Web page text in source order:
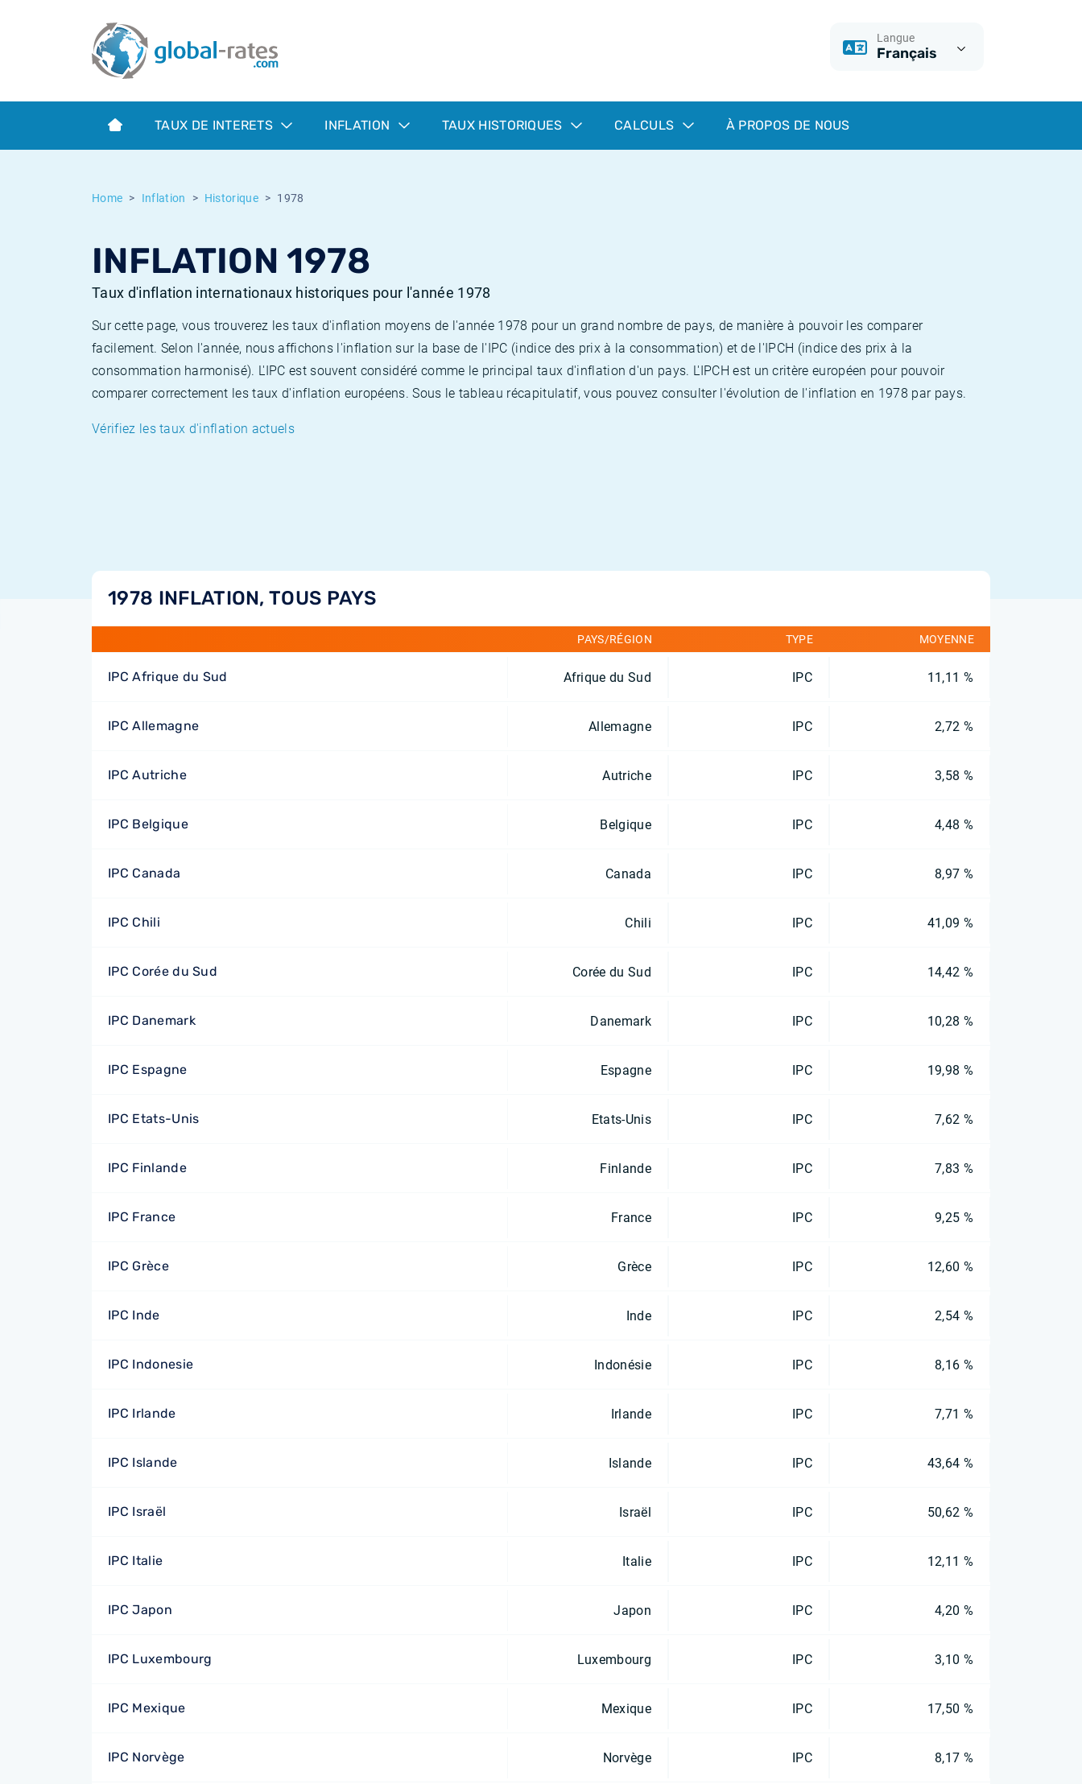
Langue
Français
TAUX DE INTERETS INFLATION TAUX HISTORIQUES CALCULS À PROPOS DE NOUS
Home Inflation Historique 1978
INFLATION 1978
Taux d'inflation internationaux historiques pour l'année 1978
Sur cette page, vous trouverez les taux d'inflation moyens de l'année 1978 pour un grand nombre de pays, de manière à pouvoir les comparer
facilement. Selon l'année, nous affichons l'inflation sur la base de l'IPC (indice des prix à la consommation) et de l'IPCH (indice des prix à la
consommation harmonisé). L'IPC est souvent considéré comme le principal taux d'inflation d'un pays. L'IPCH est un critère européen pour pouvoir
comparer correctement les taux d'inflation européens. Sous le tableau récapitulatif, vous pouvez consulter l'évolution de l'inflation en 1978 par pays.
Vérifiez les taux d'inflation actuels
1978 INFLATION, TOUS PAYS
PAYS/RÉGION TYPE MOYENNE
IPC Afrique du Sud Afrique du Sud IPC 11,11 %
IPC Allemagne Allemagne IPC 2,72 %
IPC Autriche Autriche IPC 3,58 %
IPC Belgique Belgique IPC 4,48 %
IPC Canada Canada IPC 8,97 %
IPC Chili Chili IPC 41,09 %
IPC Corée du Sud Corée du Sud IPC 14,42 %
IPC Danemark Danemark IPC 10,28 %
IPC Espagne Espagne IPC 19,98 %
IPC Etats-Unis Etats-Unis IPC 7,62 %
IPC Finlande Finlande IPC 7,83 %
IPC France France IPC 9,25 %
IPC Grèce Grèce IPC 12,60 %
IPC Inde Inde IPC 2,54 %
IPC Indonesie Indonésie IPC 8,16 %
IPC Irlande Irlande IPC 7,71 %
IPC Islande Islande IPC 43,64 %
IPC Israël Israël IPC 50,62 %
IPC Italie Italie IPC 12,11 %
IPC Japon Japon IPC 4,20 %
IPC Luxembourg Luxembourg IPC 3,10 %
IPC Mexique Mexique IPC 17,50 %
IPC Norvège Norvège IPC 8,17 %
Term SOFR
Qu'est-ce que l'inflation IPC?
Qu'est-ce que l'inflation IPCH?
Taux Euribor historiques
Taux ESTER historiques
Taux d'inflation historiques
Calculateur d’inflation